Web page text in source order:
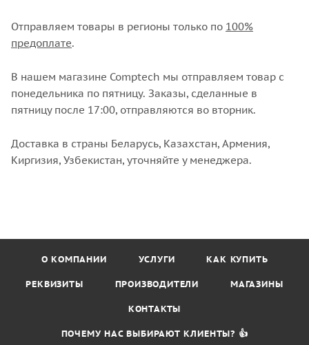
Отправляем товары в регионы только по 100%
предоплате.
В нашем магазине Comptech мы отправляем товар с
понедельника по пятницу. Заказы, сделанные в
пятницу после 17:00, отправляются во вторник.
Доставка в страны Беларусь, Казахстан, Армения,
Киргизия, Узбекистан, уточняйте у менеджера.
О КОМПАНИИ УСЛУГИ КАК КУПИТЬ
РЕКВИЗИТЫ ПРОИЗВОДИТЕЛИ МАГАЗИНЫ
КОНТАКТЫ
ПОЧЕМУ НАС ВЫБИРАЮТ КЛИЕНТЫ? 👍